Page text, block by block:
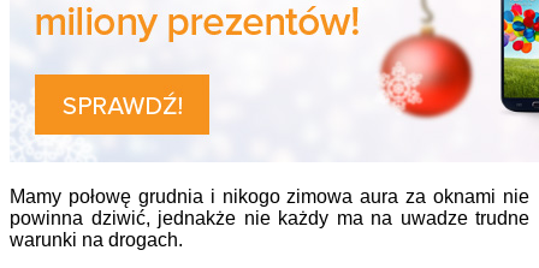
Mamy połowę grudnia i nikogo zimowa aura za oknami nie
powinna dziwić, jednakże nie każdy ma na uwadze trudne
warunki na drogach.